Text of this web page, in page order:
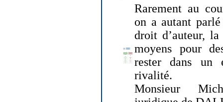
Rarement au
on a autant
droit d’auteur,
moyens pour
rester dans un
rivalité.
Monsieur